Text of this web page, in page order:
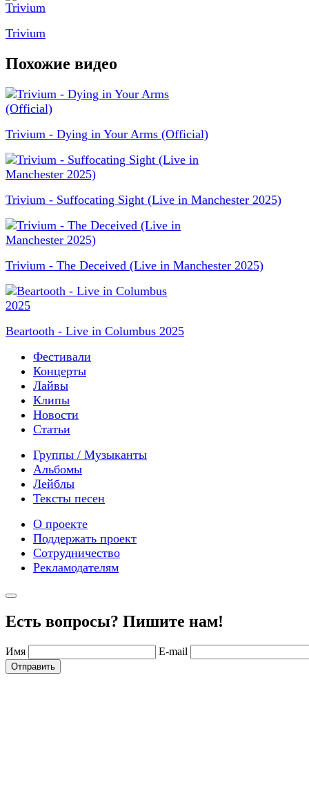
Trivium
Похожие видео
Trivium - Dying in Your Arms (Official)
Trivium - Suffocating Sight (Live in Manchester 2025)
Trivium - The Deceived (Live in Manchester 2025)
Beartooth - Live in Columbus 2025
Фестивали
Концерты
Лайвы
Клипы
Новости
Статьи
Группы / Музыканты
Альбомы
Лейблы
Тексты песен
О проекте
Поддержать проект
Сотрудничество
Рекламодателям
Есть вопросы? Пишите нам!
Имя E-mail